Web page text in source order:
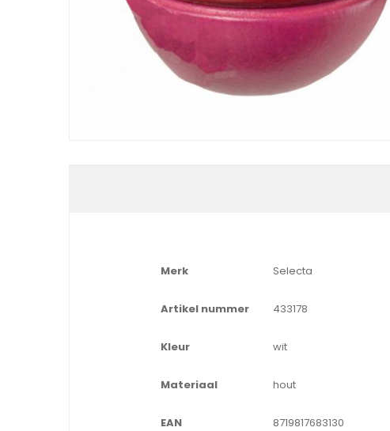
Merk Selecta
Artikel nummer 433178
Kleur wit
Materiaal hout
EAN 8719817683130